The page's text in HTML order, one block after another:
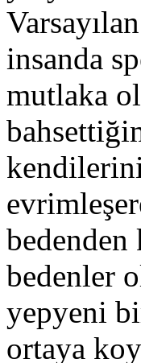
insanda
mutlaka
bedenler
yepyeni
ortaya